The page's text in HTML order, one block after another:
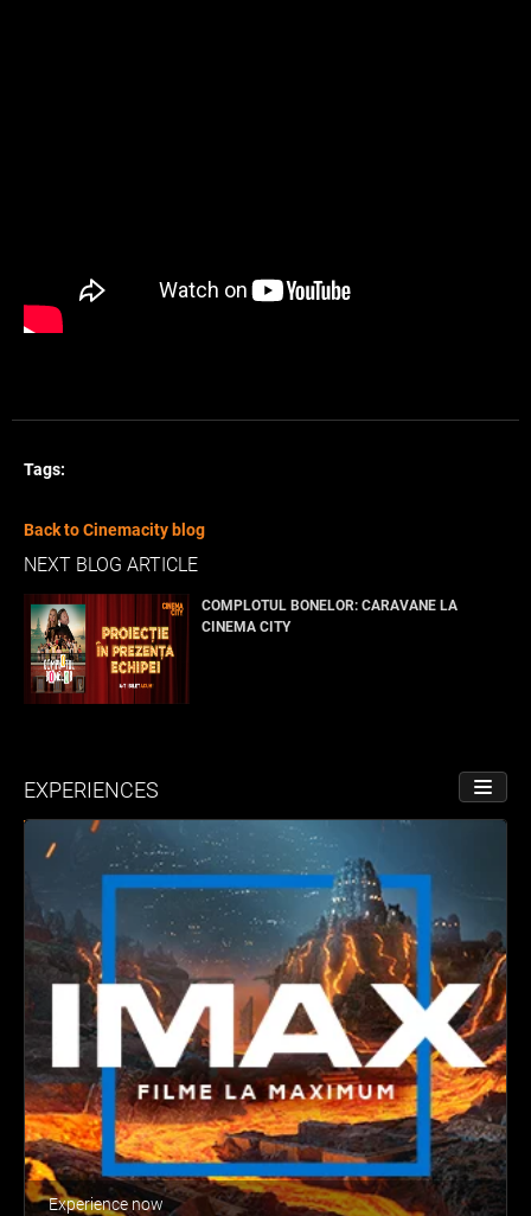
Tags:
Back to Cinemacity blog
NEXT BLOG ARTICLE
COMPLOTUL BONELOR: CARAVANE LA
CINEMA CITY
EXPERIENCES
Experience now